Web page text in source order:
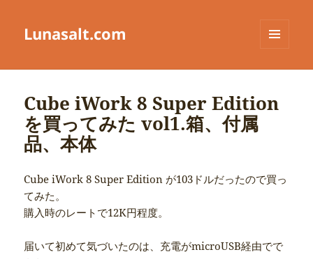
Lunasalt.com
ーとウ
Cube iWork 8 Super Edition
を買ってみた vol1.箱、付属
品、本体
Cube iWork 8 Super Edition が103ドルだったので買っ
てみた。
購入時のレートで12K円程度。
届いて初めて気づいたのは、充電がmicroUSB経由でで